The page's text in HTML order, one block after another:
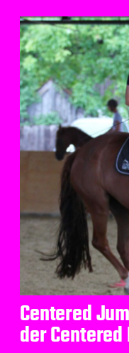
Centered
der